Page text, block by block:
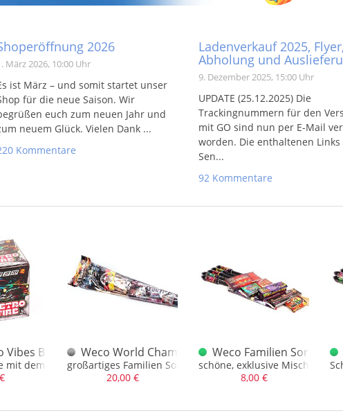
2026
März 2026, 10:00 Uhr
ist März – und somit startet unser
für die neue Saison. Wir
euch zum neuen Jahr und
neuem Glück. Vielen Dank ...
Kommentare
Ladenverkauf 2025, Flyer,
Abholung und
9. Dezember 2025, 15:00 Uhr
UPDATE (25.12.2025) Die
Trackingnummern für den
mit GO sind nun per E-Mail
worden. Die enthaltenen Links
Sen...
92 Kommentare
1.3G
Vibes Batterie
mit dem wirklich besonderen Effekt
Weco World Champion Dt. Familiensortiment
großartiges Familien Sortiment, dt. Raketen und 2 x Bees
20,00 €
Weco Familien
schöne, exklusive Mischung -
8,00 €